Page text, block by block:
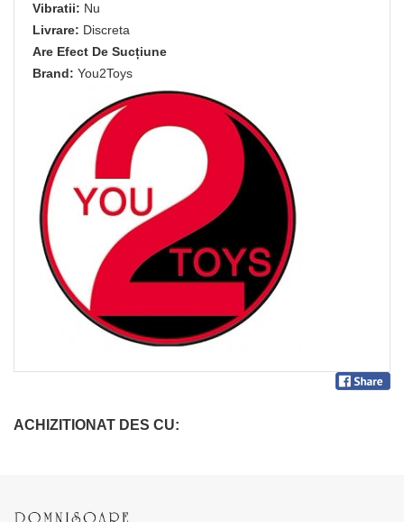
Vibratii: Nu
Livrare: Discreta
Are Efect De Sucțiune
Brand: You2Toys
ACHIZITIONAT DES CU: